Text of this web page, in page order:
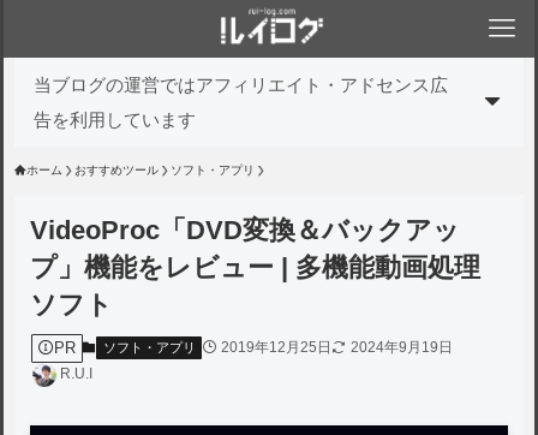
当ブログの運営ではアフィリエイト・アドセンス広
告を利用しています
ホーム おすすめツール ソフト・アプリ
VideoProc「DVD変換＆バックアッ
プ」機能をレビュー | 多機能動画処理
ソフト
PR ソフト・アプリ 2019年12月25日
2024年9月19日
R.U.I